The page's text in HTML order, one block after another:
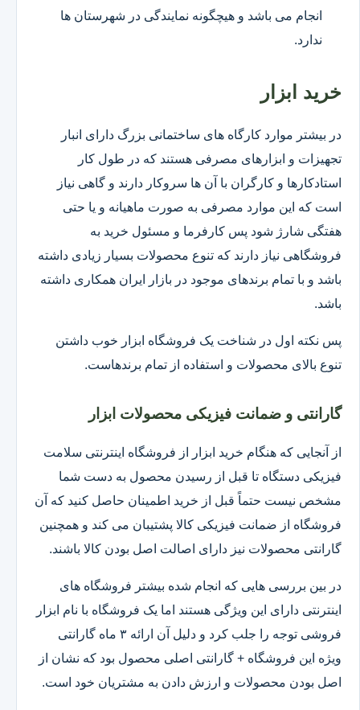
انجام می باشد و هیچگونه نمایندگی در شهرستان ها
ندارد.
خرید ابزار
در بیشتر موارد کارگاه های ساختمانی بزرگ دارای انبار
تجهیزات و ابزارهای مصرفی هستند که در طول کار
استادکارها و کارگران با آن ها سروکار دارند و گاهی نیاز
است که این موارد مصرفی به صورت ماهیانه و یا حتی
هفتگی شارژ شود پس کارفرما و مسئول خرید به
فروشگاهی نیاز دارند که تنوع محصولات بسیار زیادی داشته
باشد و با تمام برندهای موجود در بازار ایران همکاری داشته
باشد.
پس نکته اول در شناخت یک فروشگاه ابزار خوب داشتن
تنوع بالای محصولات و استفاده از تمام برندهاست.
گارانتی و ضمانت فیزیکی محصولات ابزار
از آنجایی که هنگام خرید ابزار از فروشگاه اینترنتی سلامت
فیزیکی دستگاه تا قبل از رسیدن محصول به دست شما
مشخص نیست حتماً قبل از خرید اطمینان حاصل کنید که آن
فروشگاه از ضمانت فیزیکی کالا پشتیبان می کند و همچنین
گارانتی محصولات نیز دارای اصالت اصل بودن کالا باشند.
در بین بررسی هایی که انجام شده بیشتر فروشگاه های
اینترنتی دارای این ویژگی هستند اما یک فروشگاه با نام ابزار
فروشی توجه را جلب کرد و دلیل آن ارائه ۳ ماه گارانتی
ویژه این فروشگاه + گارانتی اصلی محصول بود که نشان از
اصل بودن محصولات و ارزش دادن به مشتریان خود است.